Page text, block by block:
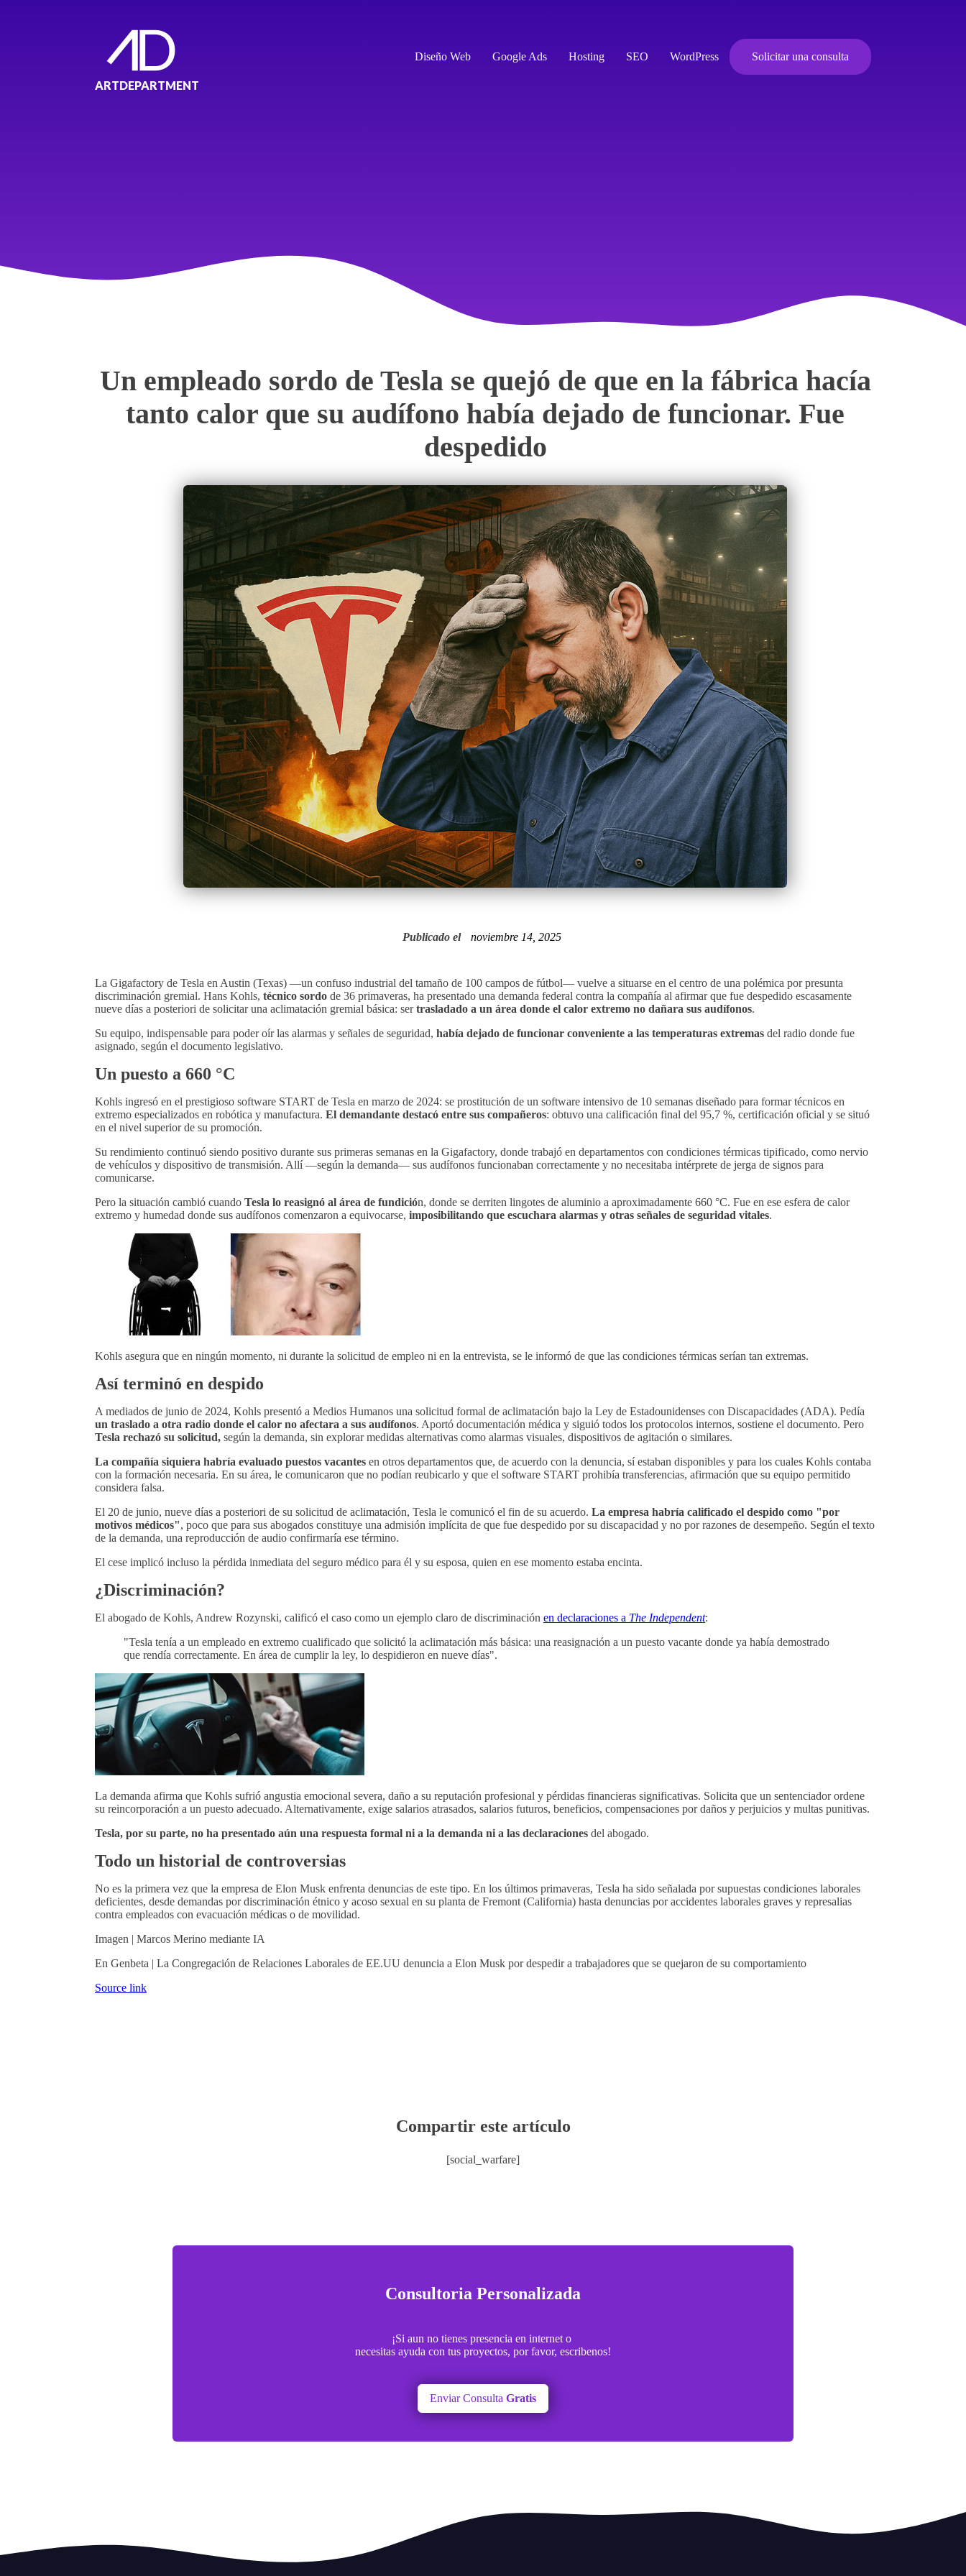
ARTDEPARTMENT
Diseño Web Google Ads Hosting SEO WordPress Solicitar una consulta
Un empleado sordo de Tesla se quejó de que en la fábrica hacía
tanto calor que su audífono había dejado de funcionar. Fue
despedido
Publicado el noviembre 14, 2025
La Gigafactory de Tesla en Austin (Texas) —un confuso industrial del tamaño de 100 campos de fútbol— vuelve a situarse en el centro de una polémica por presunta
discriminación gremial. Hans Kohls, técnico sordo de 36 primaveras, ha presentado una demanda federal contra la compañía al afirmar que fue despedido escasamente
nueve días a posteriori de solicitar una aclimatación gremial básica: sertrasladado a un área donde el calor extremo no dañara sus audífonos.
Su equipo, indispensable para poder oír las alarmas y señales de seguridad, había dejado de funcionar conveniente a las temperaturas extremas del radio donde fue
asignado, según el documento legislativo.
Un puesto a 660 °C
Kohls ingresó en el prestigioso software START de Tesla en marzo de 2024: se prostitución de un software intensivo de 10 semanas diseñado para formar técnicos en
extremo especializados en robótica y manufactura. El demandante destacó entre sus compañeros: obtuvo una calificación final del 95,7 %, certificación oficial y se situó
en el nivel superior de su promoción.
Su rendimiento continuó siendo positivo durante sus primeras semanas en la Gigafactory, donde trabajó en departamentos con condiciones térmicas tipificado, como nervio
de vehículos y dispositivo de transmisión. Allí —según la demanda— sus audífonos funcionaban correctamente y no necesitaba intérprete de jerga de signos para
comunicarse.
Pero la situación cambió cuando Tesla lo reasignó al área de fundición, donde se derriten lingotes de aluminio a aproximadamente 660 °C. Fue en ese esfera de calor
extremo y humedad donde sus audífonos comenzaron a equivocarse, imposibilitando que escuchara alarmas y otras señales de seguridad vitales.
Kohls asegura que en ningún momento, ni durante la solicitud de empleo ni en la entrevista, se le informó de que las condiciones térmicas serían tan extremas.
Así terminó en despido
A mediados de junio de 2024, Kohls presentó a Medios Humanos una solicitud formal de aclimatación bajo la Ley de Estadounidenses con Discapacidades (ADA). Pedía
un traslado a otra radio donde el calor no afectara a sus audífonos. Aportó documentación médica y siguió todos los protocolos internos, sostiene el documento. Pero
Tesla rechazó su solicitud, según la demanda, sin explorar medidas alternativas como alarmas visuales, dispositivos de agitación o similares.
La compañía siquiera habría evaluado puestos vacantes en otros departamentos que, de acuerdo con la denuncia, sí estaban disponibles y para los cuales Kohls contaba
con la formación necesaria. En su área, le comunicaron que no podían reubicarlo y que el software START prohibía transferencias, afirmación que su equipo permitido
considera falsa.
El 20 de junio, nueve días a posteriori de su solicitud de aclimatación, Tesla le comunicó el fin de su acuerdo. La empresa habría calificado el despido como "por
motivos médicos", poco que para sus abogados constituye una admisión implícita de que fue despedido por su discapacidad y no por razones de desempeño. Según el texto
de la demanda, una reproducción de audio confirmaría ese término.
El cese implicó incluso la pérdida inmediata del seguro médico para él y su esposa, quien en ese momento estaba encinta.
¿Discriminación?
El abogado de Kohls, Andrew Rozynski, calificó el caso como un ejemplo claro de discriminación en declaraciones a The Independent:
"Tesla tenía a un empleado en extremo cualificado que solicitó la aclimatación más básica: una reasignación a un puesto vacante donde ya había demostrado
que rendía correctamente. En área de cumplir la ley, lo despidieron en nueve días".
La demanda afirma que Kohls sufrió angustia emocional severa, daño a su reputación profesional y pérdidas financieras significativas. Solicita que un sentenciador ordene
su reincorporación a un puesto adecuado. Alternativamente, exige salarios atrasados, salarios futuros, beneficios, compensaciones por daños y perjuicios y multas punitivas.
Tesla, por su parte, no ha presentado aún una respuesta formal ni a la demanda ni a las declaraciones del abogado.
Todo un historial de controversias
No es la primera vez que la empresa de Elon Musk enfrenta denuncias de este tipo. En los últimos primaveras, Tesla ha sido señalada por supuestas condiciones laborales
deficientes, desde demandas por discriminación étnico y acoso sexual en su planta de Fremont (California) hasta denuncias por accidentes laborales graves y represalias
contra empleados con evacuación médicas o de movilidad.
Imagen | Marcos Merino mediante IA
En Genbeta | La Congregación de Relaciones Laborales de EE.UU denuncia a Elon Musk por despedir a trabajadores que se quejaron de su comportamiento
Source link
Compartir este artículo
[social_warfare]
Consultoria Personalizada
¡Si aun no tienes presencia en internet o
necesitas ayuda con tus proyectos, por favor, escribenos!
Enviar Consulta Gratis